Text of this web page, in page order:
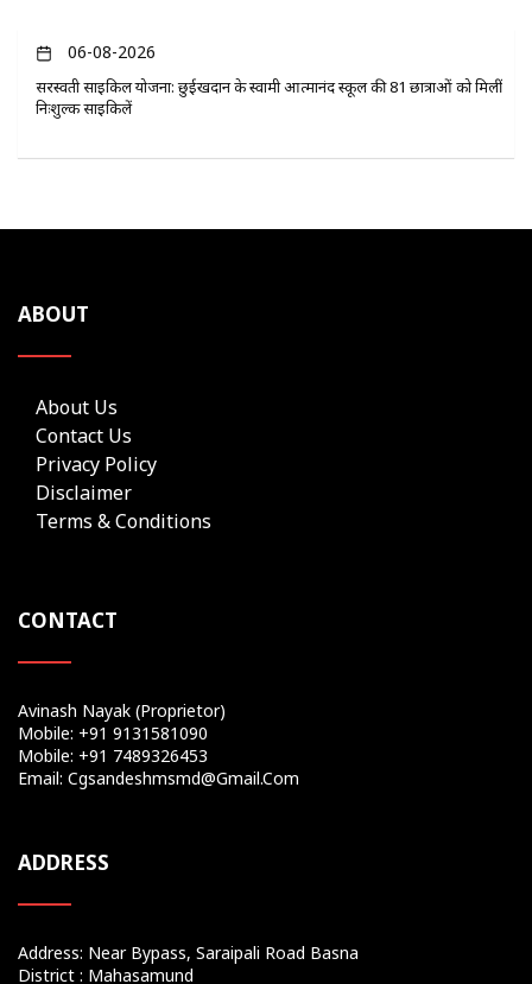
06-08-2026
सरस्वती साइकिल योजना: छुईखदान के स्वामी आत्मानंद स्कूल की 81 छात्राओं को मिलीं
निःशुल्क साइकिलें
ABOUT
About Us
Contact Us
Privacy Policy
Disclaimer
Terms & Conditions
CONTACT
Avinash Nayak (Proprietor)
Mobile: +91 9131581090
Mobile: +91 7489326453
Email: Cgsandeshmsmd@gmail.com
ADDRESS
Address: Near Bypass, Saraipali Road Basna
District : Mahasamund